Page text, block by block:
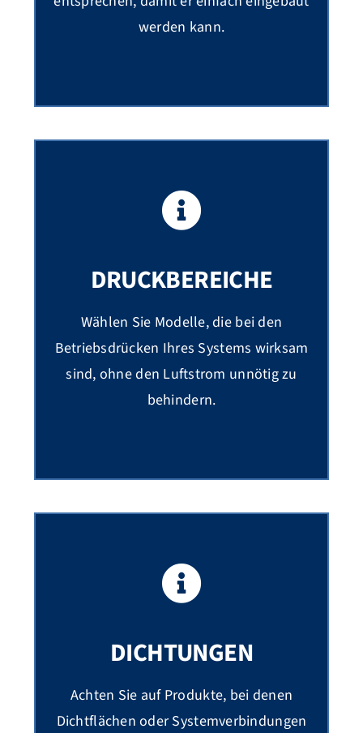
werden kann.
DRUCKBEREICHE
Wählen Sie Modelle, die bei den
Betriebsdrücken Ihres Systems wirksam
sind, ohne den Luftstrom unnötig zu
behindern.
DICHTUNGEN
Achten Sie auf Produkte, bei denen
Dichtflächen oder Systemverbindungen